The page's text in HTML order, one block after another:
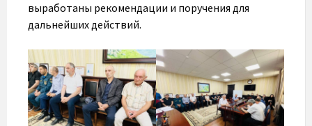
выработаны рекомендации и поручения для
дальнейших действий.